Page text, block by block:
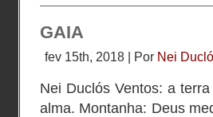
GAIA
fev 15th, 2018 | Por Nei
Nei Duclós Ventos: a
alma. Montanha: Deus